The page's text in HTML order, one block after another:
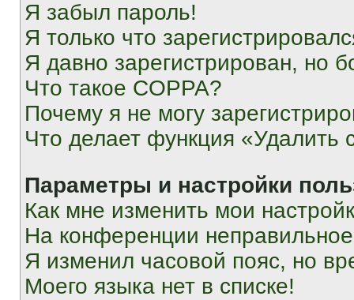
Я забыл пароль!
Я только что
Я давно зарегистрирован, но
Что такое COPPA?
Почему я не могу
Что делает функция «Удалить
Параметры и настройки
Как мне изменить мои
На конференции
Я изменил часовой пояс, но
Моего языка нет в списке!